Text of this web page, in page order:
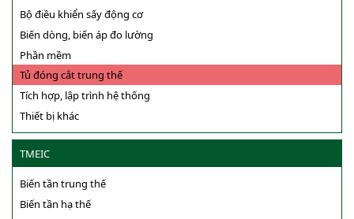
Bộ điều khiển sấy động cơ
Biến dòng, biến áp đo lường
Phần mềm
Tủ đóng cắt trung thế
Tích hợp, lập trình hệ thống
Thiết bị khác
TMEIC
Biến tần trung thế
Biến tần hạ thế